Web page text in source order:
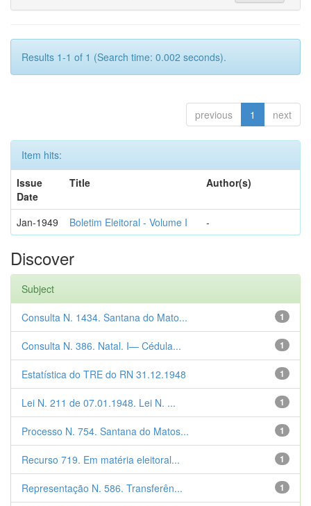
Results 1-1 of 1 (Search time: 0.002 seconds).
previous 1 next
Item hits:
Issue
Date
Title Author(s)
Jan-1949 Boletim Eleitoral - Volume I -
Discover
Subject
1
Consulta N. 1434. Santana do Mato...
1
Consulta N. 386. Natal. I— Cédula...
1
Estatística do TRE do RN 31.12.1948
1
Lei N. 211 de 07.01.1948. Lei N. ...
1
Processo N. 754. Santana do Matos...
1
Recurso 719. Em matéria eleitoral...
1
Representação N. 586. Transferên...